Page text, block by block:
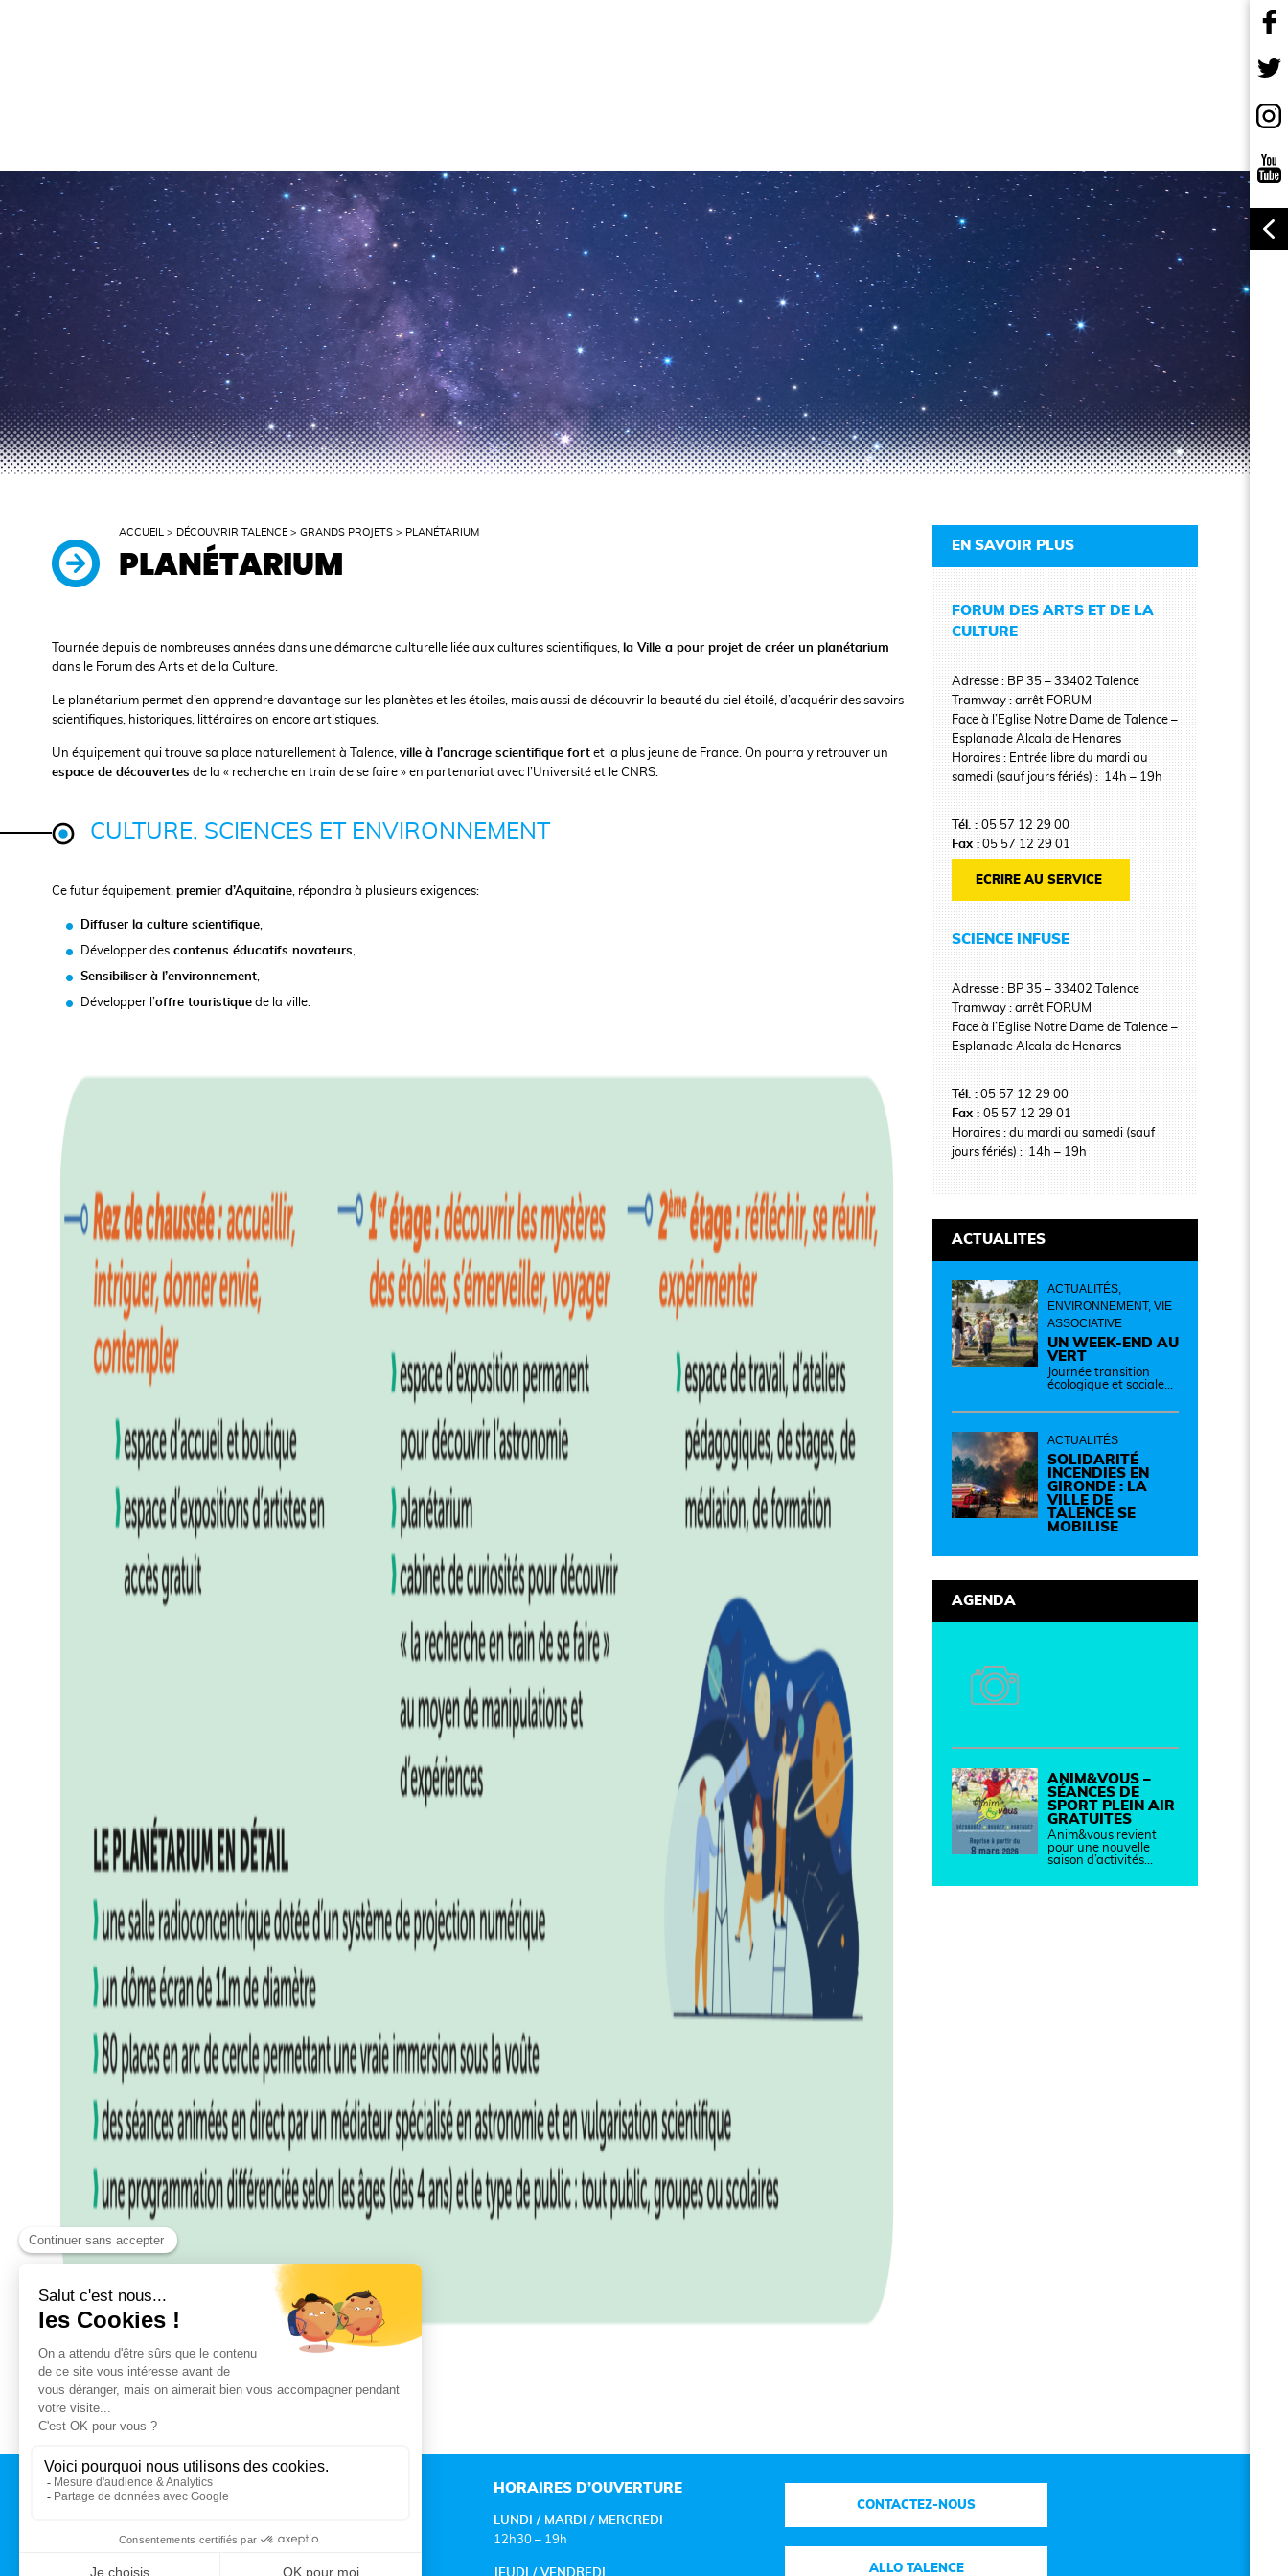
ACCUEIL > DÉCOUVRIR TALENCE >GRANDS PROJETS > PLANÉTARIUM
PLANÉTARIUM
Tournée depuis de nombreuses années dans une démarche culturelle liée aux cultures scientifiques, la Ville a pour projet de créer un planétarium
dans le Forum des Arts et de la Culture.
Le planétarium permet d’en apprendre davantage sur les planètes et les étoiles, mais aussi de découvrir la beauté du ciel étoilé, d’acquérir des savoirs
scientifiques, historiques, littéraires on encore artistiques.
Un équipement qui trouve sa place naturellement à Talence,ville à l’ancrage scientifique fort et la plus jeune de France. On pourra y retrouver un
espace de découvertes de la « recherche en train de se faire » en partenariat avec l’Université et le CNRS.
CULTURE, SCIENCES ET ENVIRONNEMENT
Ce futur équipement,premier d’Aquitaine, répondra à plusieurs exigences:
Diffuser la culture scientifique,
Développer des contenus éducatifs novateurs,
Sensibiliser à l’environnement,
Développer l’offre touristique de la ville.
COÛT :
EN SAVOIR PLUS
FORUM DES ARTS ET DE LA
CULTURE
Adresse : BP 35 – 33402 Talence
Tramway : arrêt FORUM
Face à l’Eglise Notre Dame de Talence –
Esplanade Alcala de Henares
Horaires : Entrée libre du mardi au
samedi (sauf jours fériés) : 14h – 19h
Tél. :05 57 12 29 00
Fax :05 57 12 29 01
ECRIRE AU SERVICE
SCIENCE INFUSE
Adresse : BP 35 – 33402 Talence
Tramway : arrêt FORUM
Face à l’Eglise Notre Dame de Talence –
Esplanade Alcala de Henares
Tél. :05 57 12 29 00
Fax :05 57 12 29 01
Horaires : du mardi au samedi (sauf
jours fériés) : 14h – 19h
ACTUALITES
ACTUALITÉS,
ENVIRONNEMENT, VIE
ASSOCIATIVE
UN WEEK-END AU
VERT
Journée transition
écologique et sociale
de 14h à 19h Des
des rencontres pour
passer à l'action !
Cette journée réunit
de nombreux
partenaires autour
d'initiatives concrètes
pour un territoire plus
durable et solidaire.
ACTUALITÉS
SOLIDARITÉ
INCENDIES EN
GIRONDE : LA
VILLE DE
TALENCE SE
MOBILISE
AGENDA
ANIM&VOUS –
SÉANCES DE
SPORT PLEIN AIR
GRATUITES
Anim&vous revient
pour une nouvelle
saison d’activités…
CONTACT
Rue du Professeur Arnozan
HORAIRES D’OUVERTURE
LUNDI / MARDI / MERCREDI
12h30 – 19h
JEUDI / VENDREDI
CONTACTEZ-NOUS
ALLO TALENCE